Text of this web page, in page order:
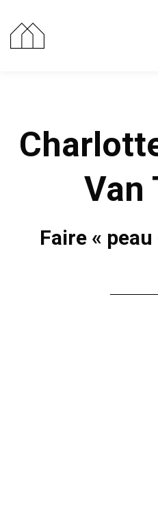
Van
Faire «